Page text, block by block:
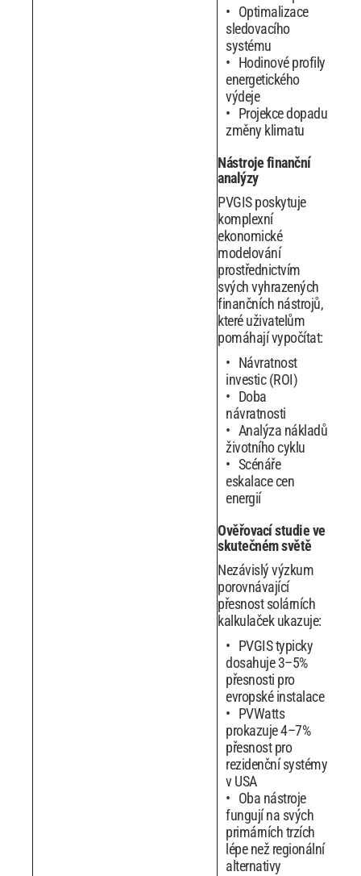
Optimalizace
sledovacího
systému
Hodinové profily
energetického
výdeje
Projekce dopadu
změny klimatu
Nástroje finanční
analýzy
PVGIS poskytuje
komplexní
ekonomické
modelování
prostřednictvím
svých vyhrazených
finančních nástrojů,
které uživatelům
pomáhají vypočítat:
Návratnost
investic (ROI)
Doba
návratnosti
Analýza nákladů
životního cyklu
Scénáře
eskalace cen
energií
Ověřovací studie ve
skutečném světě
Nezávislý výzkum
porovnávající
přesnost solárních
kalkulaček ukazuje:
PVGIS typicky
dosahuje 3–5%
přesnosti pro
evropské instalace
PVWatts
prokazuje 4–7%
přesnost pro
rezidenční systémy
v USA
Oba nástroje
fungují na svých
primárních trzích
lépe než regionální
alternativy